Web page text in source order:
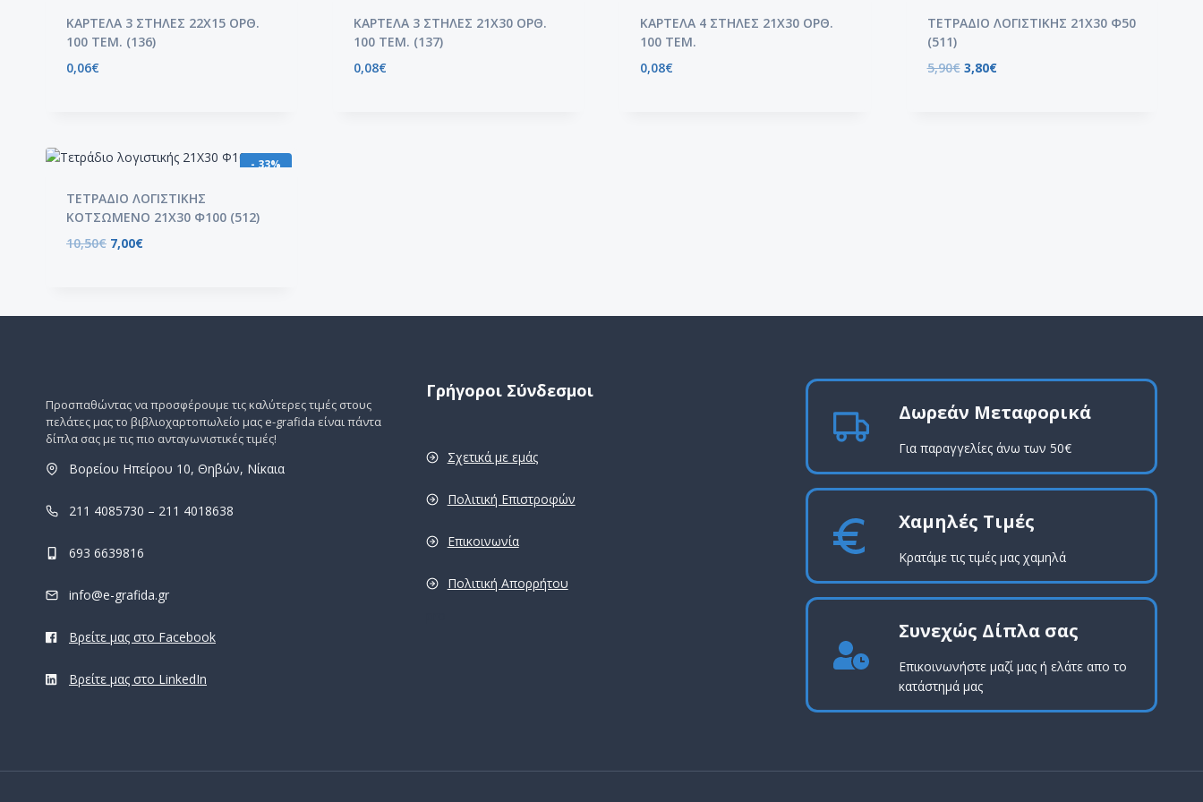
ΚΑΡΤΕΛΑ 3 ΣΤΗΛΕΣ 22Χ15 ΟΡΘ.
100 ΤΕΜ. (136)
0,06€
ΚΑΡΤΕΛΑ 3 ΣΤΗΛΕΣ 21Χ30 ΟΡΘ.
100 ΤΕΜ. (137)
0,08€
ΚΑΡΤΕΛΑ 4 ΣΤΗΛΕΣ 21Χ30 ΟΡΘ.
100 ΤΕΜ.
0,08€
ΤΕΤΡΑΔΙΟ ΛΟΓΙΣΤΙΚΗΣ 21Χ30 Φ50
(511)
5,90€ 3,80€
- 33%
ΤΕΤΡΑΔΙΟ ΛΟΓΙΣΤΙΚΗΣ
ΚΟΤΣΩΜΕΝΟ 21Χ30 Φ100 (512)
10,50€ 7,00€
Προσπαθώντας να προσφέρουμε τις καλύτερες τιμές στους
πελάτες μας το βιβλιοχαρτοπωλείο μας e-grafida είναι πάντα
δίπλα σας με τις πιο ανταγωνιστικές τιμές!
Βορείου Ηπείρου 10, Θηβών, Νίκαια
211 4085730 – 211 4018638
693 6639816
info@e-grafida.gr
Βρείτε μας στο Facebook
Βρείτε μας στο LinkedIn
Γρήγοροι Σύνδεσμοι
Σχετικά με εμάς
Πολιτική Επιστροφών
Επικοινωνία
Πολιτική Απορρήτου
Δωρεάν Μεταφορικά
Για παραγγελίες άνω των 50€
Χαμηλές Τιμές
Κρατάμε τις τιμές μας χαμηλά
Συνεχώς Δίπλα σας
Επικοινωνήστε μαζί μας ή ελάτε απο το
κατάστημά μας